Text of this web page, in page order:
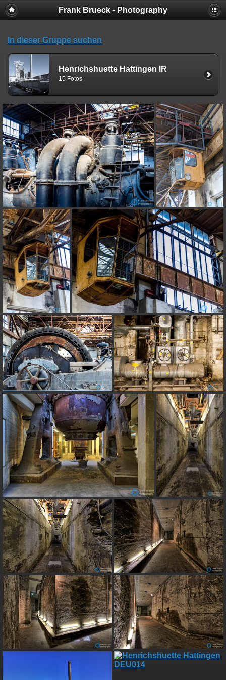
Frank Brueck - Photography
In dieser Gruppe suchen
Henrichshuette Hattingen IR
15 Fotos